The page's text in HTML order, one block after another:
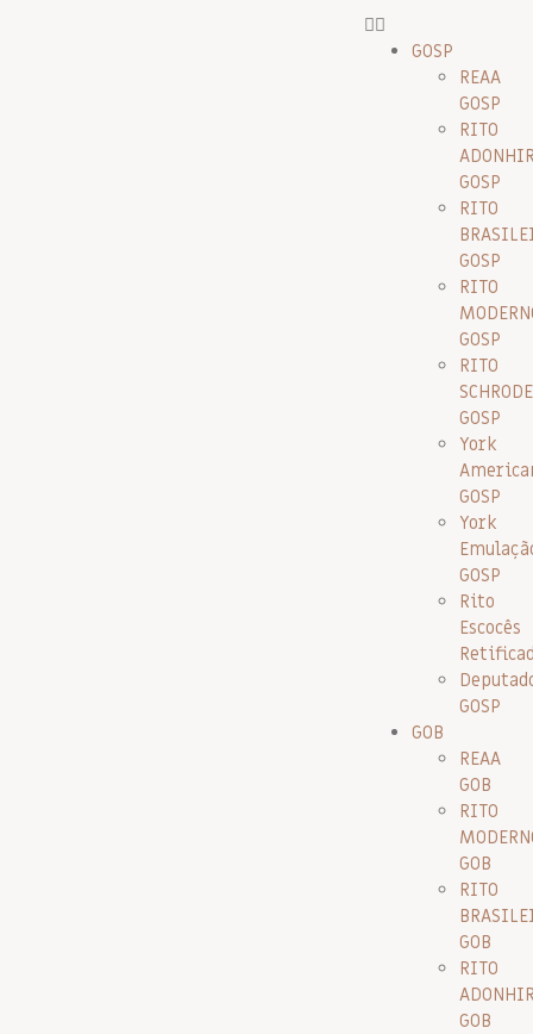
GOSP
REAA
GOSP
RITO
GOSP
RITO
GOSP
RITO
GOSP
RITO
GOSP
York
GOSP
York
GOSP
Rito
Escocês
GOSP
GOB
REAA
GOB
RITO
GOB
RITO
GOB
RITO
GOB